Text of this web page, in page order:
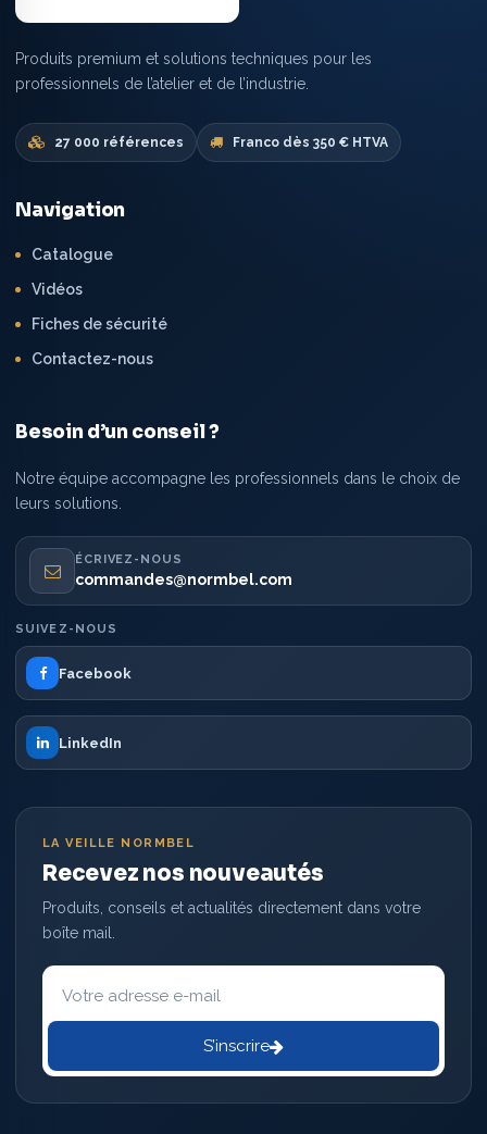
Produits premium et solutions techniques pour les
professionnels de l’atelier et de l’industrie.
27 000 références Franco dès 350 € HTVA
Navigation
Catalogue
Vidéos
Fiches de sécurité
Contactez-nous
Besoin d’un conseil ?
Notre équipe accompagne les professionnels dans le choix de
leurs solutions.
ÉCRIVEZ-NOUS
commandes@normbel.com
SUIVEZ-NOUS
Facebook
LinkedIn
LA VEILLE NORMBEL
Recevez nos nouveautés
Produits, conseils et actualités directement dans votre
boîte mail.
Votre
adresse
mail
S’inscrire